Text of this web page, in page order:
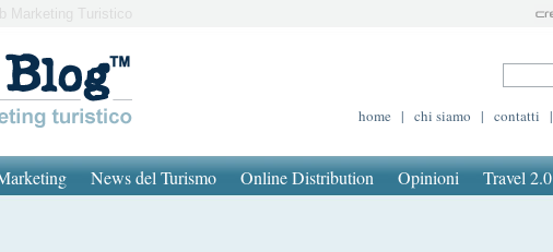
Turistico
home | chi siamo | contatti |
News del Turismo Online Distribution Opinioni Travel 2.0